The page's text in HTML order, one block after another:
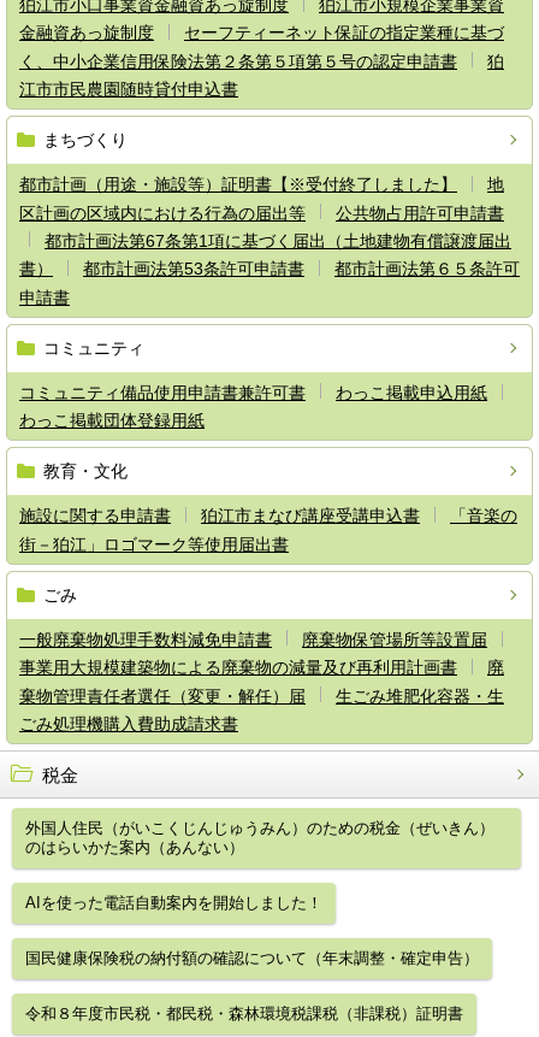
狛江市小口事業資金融資あっ旋制度
狛江市小規模企業事業資
金融資あっ旋制度
セーフティーネット保証の指定業種に基づ
く、中小企業信用保険法第２条第５項第５号の認定申請書
狛
江市市民農園随時貸付申込書
まちづくり
都市計画（用途・施設等）証明書【※受付終了しました】
地
区計画の区域内における行為の届出等
公共物占用許可申請書
都市計画法第67条第1項に基づく届出（土地建物有償譲渡届出
書）
都市計画法第53条許可申請書
都市計画法第６５条許可
申請書
コミュニティ
コミュニティ備品使用申請書兼許可書
わっこ掲載申込用紙
わっこ掲載団体登録用紙
教育・文化
施設に関する申請書 狛江市まなび講座受講申込書
「音楽の
街－狛江」ロゴマーク等使用届出書
ごみ
一般廃棄物処理手数料減免申請書
廃棄物保管場所等設置届
事業用大規模建築物による廃棄物の減量及び再利用計画書
廃
棄物管理責任者選任（変更・解任）届
生ごみ堆肥化容器・生
ごみ処理機購入費助成請求書
税金
外国人住民（がいこくじんじゅうみん）のための税金（ぜいきん）
のはらいかた案内（あんない）
AIを使った電話自動案内を開始しました！
国民健康保険税の納付額の確認について（年末調整・確定申告）
令和８年度市民税・都民税・森林環境税課税（非課税）証明書